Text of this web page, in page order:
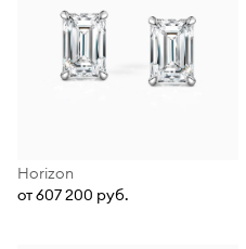
Horizon
от 607 200 руб.